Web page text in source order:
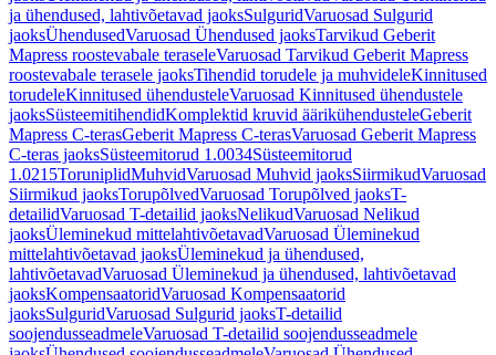
ja ühendused, lahtivõetavad jaoksSulguridVaruosad Sulgurid
jaoksÜhendusedVaruosad Ühendused jaoksTarvikud Geberit
Mapress roostevabale teraseleVaruosad Tarvikud Geberit Mapress
roostevabale terasele jaoksTihendid torudele ja muhvideleKinnitused
torudeleKinnitused ühendusteleVaruosad Kinnitused ühendustele
jaoksSüsteemitihendidKomplektid kruvid äärikühendusteleGeberit
Mapress C-terasGeberit Mapress C-terasVaruosad Geberit Mapress
C-teras jaoksSüsteemitorud 1.0034Süsteemitorud
1.0215ToruniplidMuhvidVaruosad Muhvid jaoksSiirmikudVaruosad
Siirmikud jaoksTorupõlvedVaruosad Torupõlved jaoksT-
detailidVaruosad T-detailid jaoksNelikudVaruosad Nelikud
jaoksÜleminekud mittelahtivõetavadVaruosad Üleminekud
mittelahtivõetavad jaoksÜleminekud ja ühendused,
lahtivõetavadVaruosad Üleminekud ja ühendused, lahtivõetavad
jaoksKompensaatoridVaruosad Kompensaatorid
jaoksSulguridVaruosad Sulgurid jaoksT-detailid
soojendusseadmeleVaruosad T-detailid soojendusseadmele